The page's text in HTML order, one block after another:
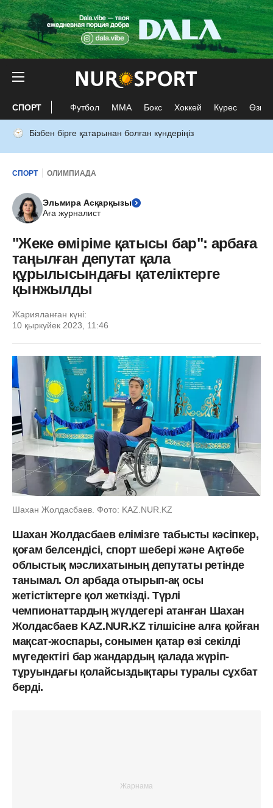
СПОРТ Футбол ММА Бокс Хоккей Күрес Өзге
Бізбен бірге қатарынан болған күндеріңіз
СПОРТ ОЛИМПИАДА
Эльмира Асқарқызы
Аға журналист
"Жеке өміріме қатысы бар": арбаға
таңылған депутат қала
құрылысындағы қателіктерге
қынжылды
Жарияланған күні:
10 қыркүйек 2023, 11:46
Шахан Жолдасбаев. Фото: KAZ.NUR.KZ
Шахан Жолдасбаев елімізге табысты кәсіпкер,
қоғам белсендісі, спорт шебері және Ақтөбе
облыстық мәслихатының депутаты ретінде
танымал. Ол арбада отырып-ақ осы
жетістіктерге қол жеткізді. Түрлі
чемпионаттардың жүлдегері атанған Шахан
Жолдасбаев KAZ.NUR.KZ тілшісіне алға қойған
мақсат-жоспары, сонымен қатар өзі секілді
мүгедектігі бар жандардың қалада жүріп-
тұруындағы қолайсыздықтары туралы cұхбат
берді.